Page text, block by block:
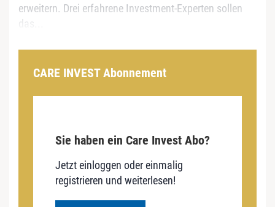
erweitern. Drei erfahrene Investment-Experten sollen
CARE INVEST Abonnement
Sie haben ein Care Invest Abo?
Jetzt einloggen oder einmalig
registrieren und weiterlesen!